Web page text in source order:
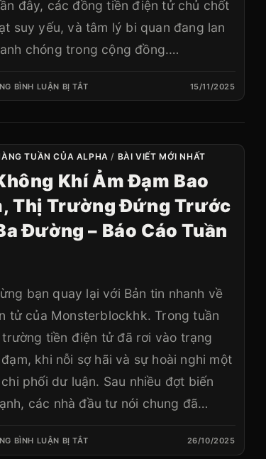
đây, các đồng tiền điện tử chủ chốt
suy yếu, và tâm lý bi quan đang lan
chóng trong cộng đồng.…
BÌNH LUẬN BỊ TẮT 15/11/2025
TUẦN CỦA ALPHA / BÀI VIẾT MỚI NHẤT
Khí Ảm Đạm Bao
Thị Trường Đứng Trước
Đường – Báo Cáo Tuần
bạn quay lại với Bản tin nhanh về
tử của Monsterblockhk. Trong tuần
trường tiền điện tử đã rơi vào trạng
khi nỗi sợ hãi và sự hoài nghi một
phối dư luận. Sau nhiều đợt biến
các nhà đầu tư nói chung đã…
BÌNH LUẬN BỊ TẮT 26/10/2025